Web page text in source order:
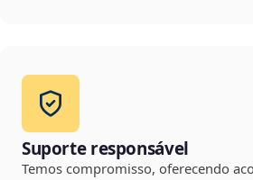
Suporte responsável
Temos compromisso, oferecendo